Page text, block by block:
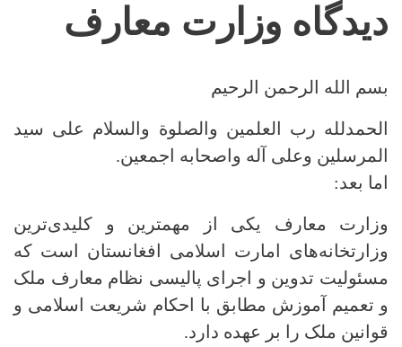
دیدگاه وزارت معارف
بسم الله الرحمن الرحیم
الحمدلله رب العلمین والصلوة والسلام علی سید
المرسلین وعلی آله واصحابه اجمعین.
اما بعد:
وزارت معارف یکی از مهمترین و کلیدی‌ترین
وزارتخانه‌های امارت اسلامی افغانستان است که
مسئولیت تدوین و اجرای پالیسی نظام معارف ملک
و تعمیم آموزش مطابق با احکام شریعت اسلامی و
قوانین ملک را بر عهده دارد.